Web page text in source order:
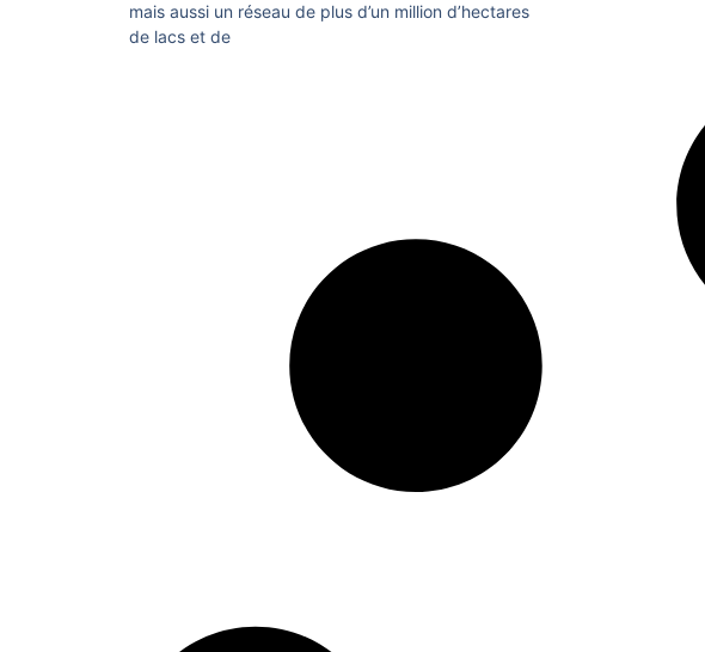
mais aussi un réseau de plus d’un million d’hectares
de lacs et de